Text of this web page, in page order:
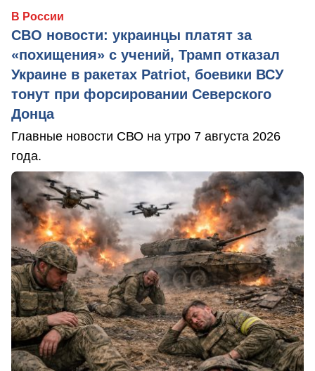
В России
СВО новости: украинцы платят за
«похищения» с учений, Трамп отказал
Украине в ракетах Patriot, боевики ВСУ
тонут при форсировании Северского
Донца
Главные новости СВО на утро 7 августа 2026
года.